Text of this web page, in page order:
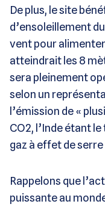
De plus, le site
d’ensoleillement
vent pour
atteindrait les 8
sera pleinement
selon un
l’émission de «
CO2, l’Inde étant
gaz à effet de
Rappelons que
puissante au